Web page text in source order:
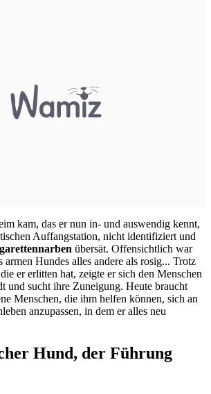
kam, das er nun in- und auswendig kennt,
Auffangstation, nicht identifiziert und
übersät. Offensichtlich war
armen Hundes alles andere als rosig... Trotz
er erlitten hat, zeigte er sich den Menschen
und sucht ihre Zuneigung. Heute braucht
Menschen, die ihm helfen können, sich an
anzupassen, in dem er alles neu
Hund, der Führung